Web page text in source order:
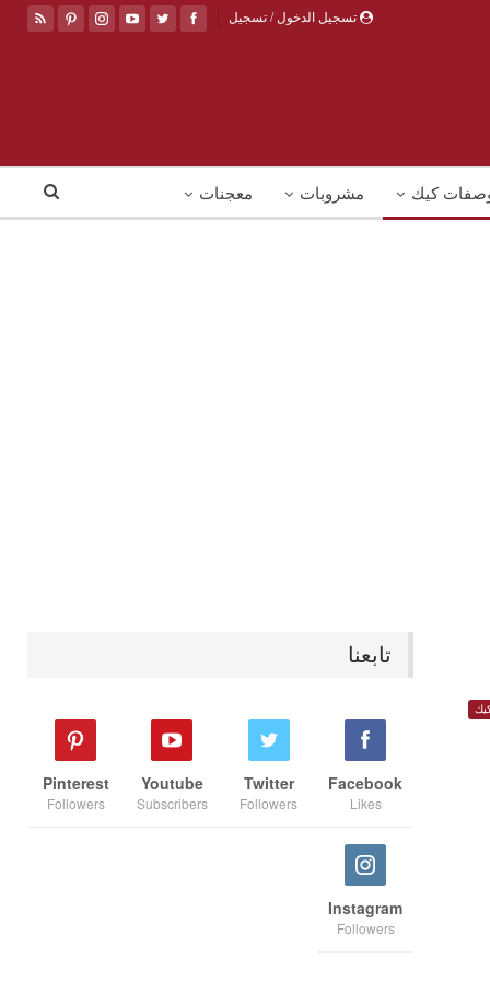
تسجيل الدخول / تسجيل
كيك مشروبات معجنات
تابعنا
Facebook
Likes
Twitter
Followers
Youtube
Subscribers
Pinterest
Followers
Instagram
Followers